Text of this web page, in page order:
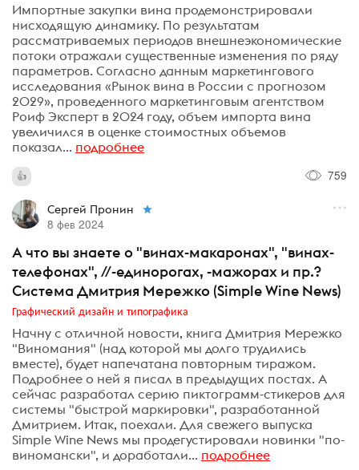
Импортные закупки вина продемонстрировали
нисходящую динамику. По результатам
рассматриваемых периодов внешнеэкономические
потоки отражали существенные изменения по ряду
параметров. Согласно данным маркетингового
исследования «Рынок вина в России с прогнозом
2029», проведенного маркетинговым агентством
Роиф Эксперт в 2024 году, объем импорта вина
увеличился в оценке стоимостных объемов
показал... подробнее
759
Сергей Пронин
8 фев 2024
А что вы знаете о "винах-макаронах", "винах-
телефонах", //-единорогах, -мажорах и пр.?
Система Дмитрия Мережко (Simple Wine News)
Графический дизайн и типографика
Начну с отличной новости, книга Дмитрия Мережко
"Виномания" (над которой мы долго трудились
вместе), будет напечатана повторным тиражом.
Подробнее о ней я писал в предыдущих постах. А
сейчас разработал серию пиктограмм-стикеров для
системы "быстрой маркировки", разработанной
Дмитрием. Итак, поехали. Для свежего выпуска
Simple Wine News мы продегустировали новинки "по-
виномански", и доработали... подробнее